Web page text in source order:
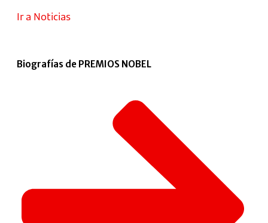
Ir a Noticias
Biografías de PREMIOS NOBEL